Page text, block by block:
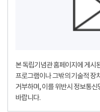
본 독립기념관 홈페이지에 게시
프로그램이나 그밖의 기술적 장
거부하며, 이를 위반시 정보통
바랍니다.